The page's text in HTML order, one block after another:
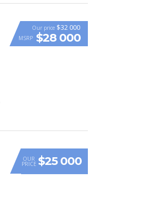
Our price $32 000
MSRP $28 000
OUR
PRICE $25 000